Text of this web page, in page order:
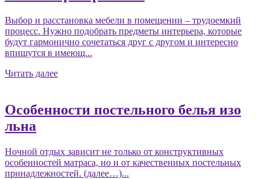
Выбор и расстановка мебели в помещении – трудоемкий
процесс. Нужно подобрать предметы интерьера, которые
будут гармонично сочетаться друг с другом и интересно
впишутся в имеющ...
Читать далее
Особенности постельного белья изо
льна
Ночной отдых зависит не только от конструктивных
особенностей матраса, но и от качественных постельных
принадлежностей. (далее…)...